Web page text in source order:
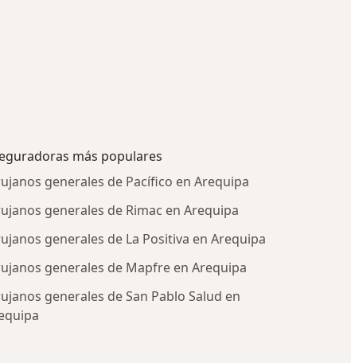
más populares
generales de Pacífico en Arequipa
generales de Rimac en Arequipa
generales de La Positiva en Arequipa
generales de Mapfre en Arequipa
generales de San Pablo Salud en